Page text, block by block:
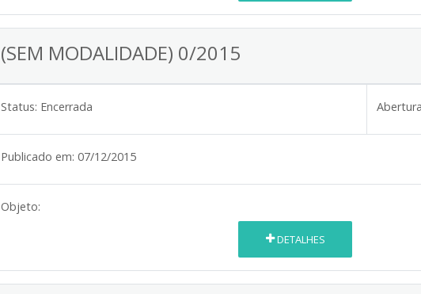
(SEM MODALIDADE) 0/2015
Status: Encerrada
Publicado em: 07/12/2015
Objeto:
DETALHES